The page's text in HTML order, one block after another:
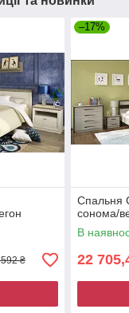
₴
–17%
Спальня
сонома/
В
22